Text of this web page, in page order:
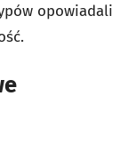
opowiadali